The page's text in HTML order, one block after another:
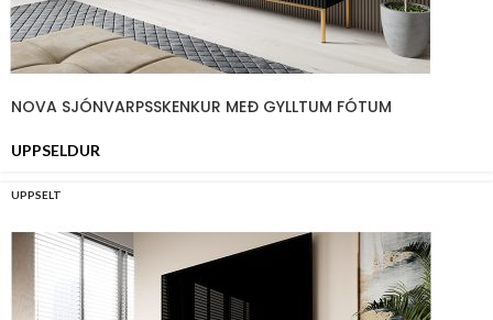
NOVA SJÓNVARPSSKENKUR MEÐ GYLLTUM FÓTUM
UPPSELDUR
UPPSELT